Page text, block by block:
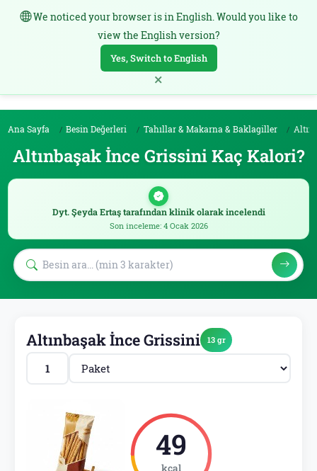
We noticed your browser is in English. Would you like to
view the English version?
Yes, Switch to English
×
TR
Ana Sayfa Besin Değerleri Tahıllar & Makarna & Baklagiller
Altınbaşak İnce Grissini Kaç Kalori?
Dyt. Şeyda Ertaş tarafından klinik olarak incelendi
Son inceleme: 4 Ocak 2026
Altınbaşak İnce Grissini 13 gr
49
kcal